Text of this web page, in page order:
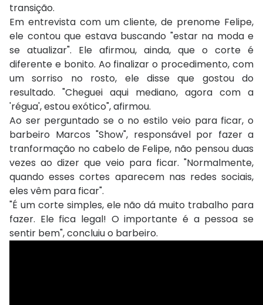
transição.
Em entrevista com um cliente, de prenome Felipe,
ele contou que estava buscando "estar na moda e
se atualizar". Ele afirmou, ainda, que o corte é
diferente e bonito. Ao finalizar o procedimento, com
um sorriso no rosto, ele disse que gostou do
resultado. "Cheguei aqui mediano, agora com a
'régua', estou exótico", afirmou.
Ao ser perguntado se o no estilo veio para ficar, o
barbeiro Marcos "Show", responsável por fazer a
tranformação no cabelo de Felipe, não pensou duas
vezes ao dizer que veio para ficar. "Normalmente,
quando esses cortes aparecem nas redes sociais,
eles vêm para ficar".
"É um corte simples, ele não dá muito trabalho para
fazer. Ele fica legal! O importante é a pessoa se
sentir bem", concluiu o barbeiro.